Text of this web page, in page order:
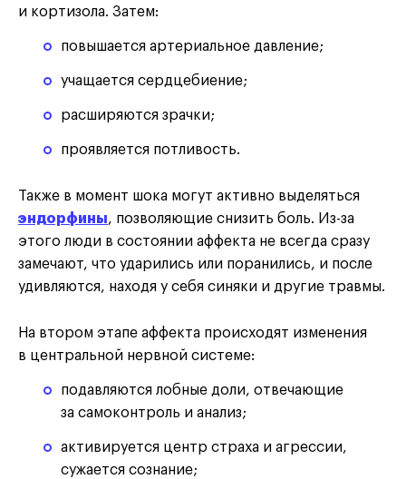
и кортизола. Затем:
повышается артериальное давление;
учащается сердцебиение;
расширяются зрачки;
проявляется потливость.
Также в момент шока могут активно выделяться
эндорфины, позволяющие снизить боль. Из-за
этого люди в состоянии аффекта не всегда сразу
замечают, что ударились или поранились, и после
удивляются, находя у себя синяки и другие травмы.
На втором этапе аффекта происходят изменения
в центральной нервной системе:
подавляются лобные доли, отвечающие
за самоконтроль и анализ;
активируется центр страха и агрессии,
сужается сознание;